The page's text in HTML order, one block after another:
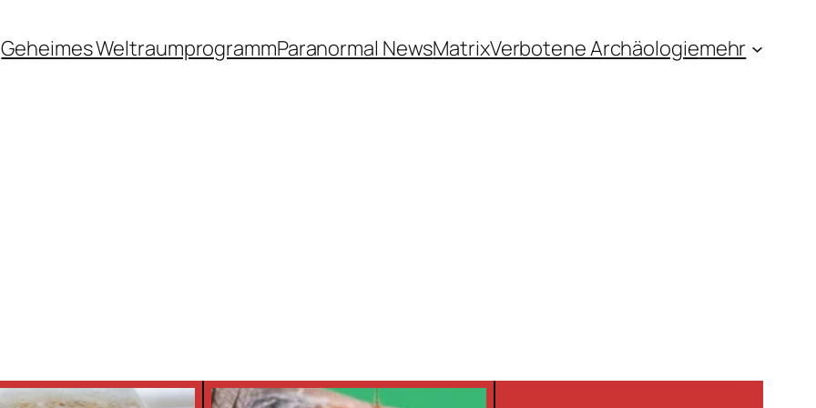
Geheimes WeltraumprogrammParanormal NewsMatrixVerbotene Archäologiemehr